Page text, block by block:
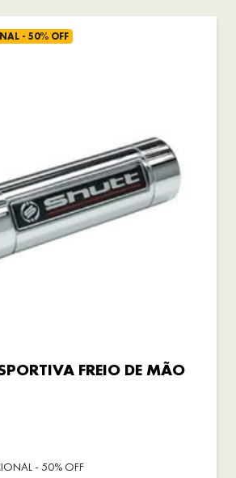
- 50% OFF
FREIO DE MÃO
- 50% OFF